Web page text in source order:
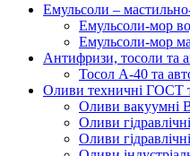
Емульсоли –
Емульсоли-мор
Емульсоли-мор
Антифризи, тосоли та
Тосол А-40 та
Оливи техничні ГОСТ
Оливи вакуумні
Оливи
Оливи